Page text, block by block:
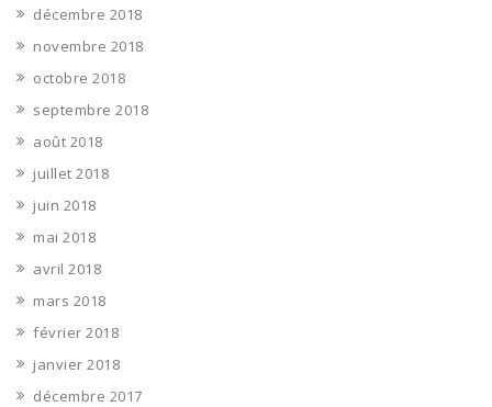
décembre 2018
novembre 2018
octobre 2018
septembre 2018
août 2018
juillet 2018
juin 2018
mai 2018
avril 2018
mars 2018
février 2018
janvier 2018
décembre 2017